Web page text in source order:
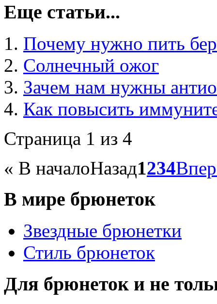
Еще статьи...
Почему нужно пить
Солнечный ожог
Зачем нам нужны
Как повысить
Страница 1 из 4
« В началоНазад1234
В мире брюнеток
Звездные брюнетки
Стиль брюнеток
Для брюнеток и не